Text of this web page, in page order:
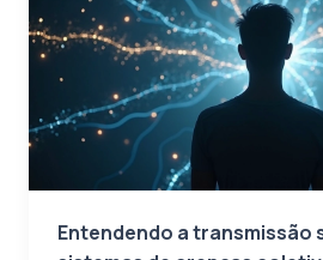
Entendendo a transmissão